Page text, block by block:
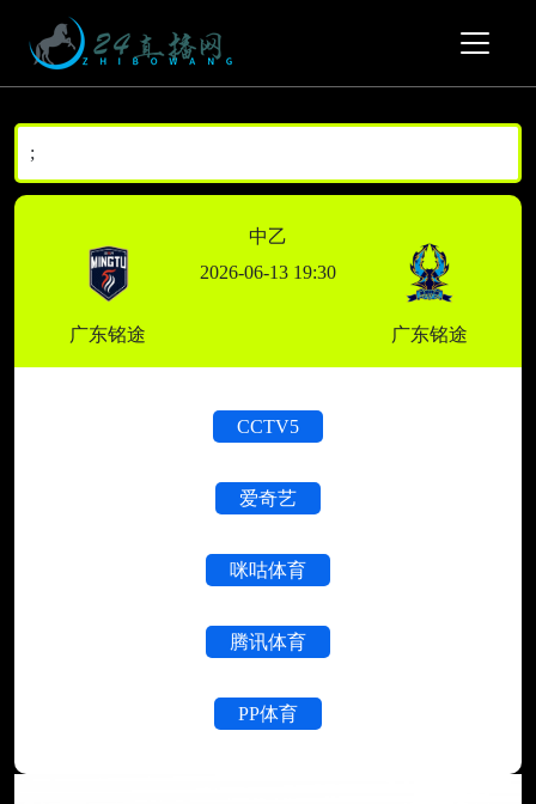
;
广东铭途
中乙
2026-06-13 19:30
广东铭途
CCTV5
爱奇艺
咪咕体育
腾讯体育
PP体育